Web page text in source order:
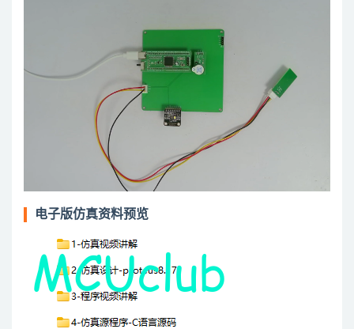
电子版仿真资料预览